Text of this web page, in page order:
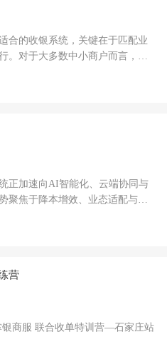
合的收银系统，关键在于‌匹配业
。对于大多数中小商户而言，优
正加速向AI智能化、云端协同与
聚焦于‌降本增效、业态适配与数
营
商服 联合收单特训营—石家庄站